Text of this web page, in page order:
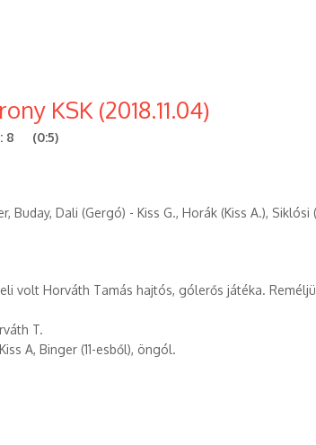
KSK (2018.11.04)
: 8 (0:5)
Buday, Dali (Gergó) - Kiss G., Horák (Kiss A.),
volt Horváth Tamás hajtós, gólerős játéka.
T.
A, Binger (11-esből), öngól.